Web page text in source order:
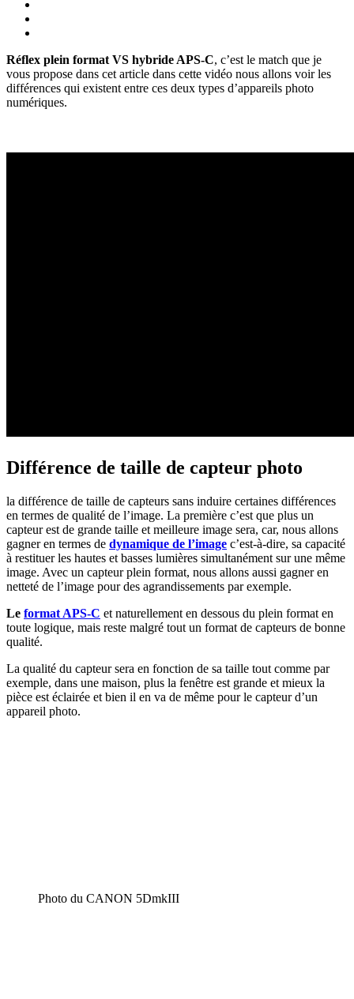
Réflex plein format VS hybride APS-C, c’est le match que je
vous propose dans cet article dans cette vidéo nous allons voir les
différences qui existent entre ces deux types d’appareils photo
numériques.
Différence de taille de capteur photo
la différence de taille de capteurs sans induire certaines différences
en termes de qualité de l’image. La première c’est que plus un
capteur est de grande taille et meilleure image sera, car, nous allons
gagner en termes de dynamique de l’image c’est-à-dire, sa capacité
à restituer les hautes et basses lumières simultanément sur une même
image. Avec un capteur plein format, nous allons aussi gagner en
netteté de l’image pour des agrandissements par exemple.
Le format APS-C et naturellement en dessous du plein format en
toute logique, mais reste malgré tout un format de capteurs de bonne
qualité.
La qualité du capteur sera en fonction de sa taille tout comme par
exemple, dans une maison, plus la fenêtre est grande et mieux la
pièce est éclairée et bien il en va de même pour le capteur d’un
appareil photo.
Photo du CANON 5DmkIII